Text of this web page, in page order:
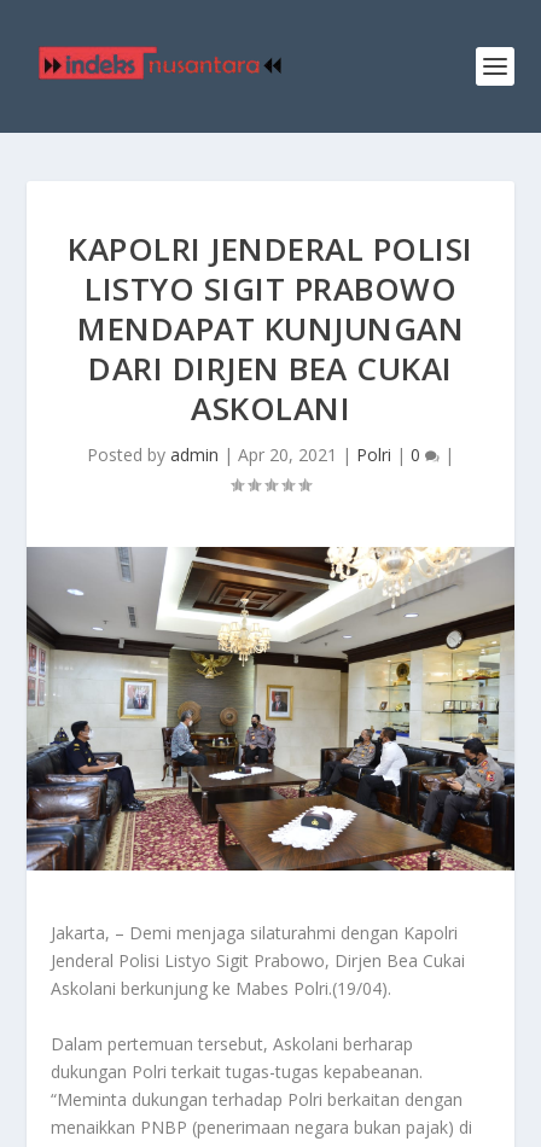
KAPOLRI JENDERAL POLISI
LISTYO SIGIT PRABOWO
MENDAPAT KUNJUNGAN
DARI DIRJEN BEA CUKAI
ASKOLANI
Posted by admin | Apr 20, 2021 | Polri | 0 |
Jakarta, – Demi menjaga silaturahmi dengan Kapolri
Jenderal Polisi Listyo Sigit Prabowo, Dirjen Bea Cukai
Askolani berkunjung ke Mabes Polri.(19/04).
Dalam pertemuan tersebut, Askolani berharap
dukungan Polri terkait tugas-tugas kepabeanan.
“Meminta dukungan terhadap Polri berkaitan dengan
menaikkan PNBP (penerimaan negara bukan pajak) di